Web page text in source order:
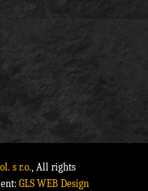
s r.o., All rights
GLS WEB Design